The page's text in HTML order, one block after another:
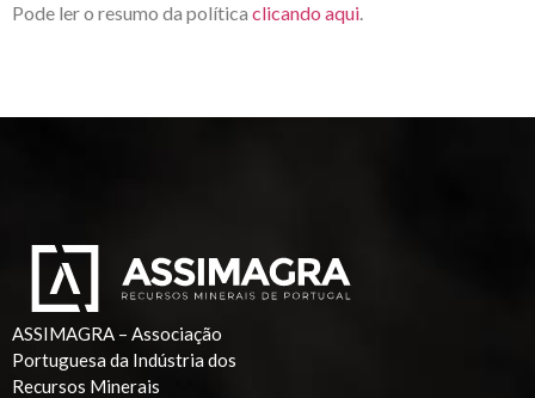
Pode ler o resumo da política clicando aqui.
ASSIMAGRA – Associação
Portuguesa da Indústria dos
Recursos Minerais